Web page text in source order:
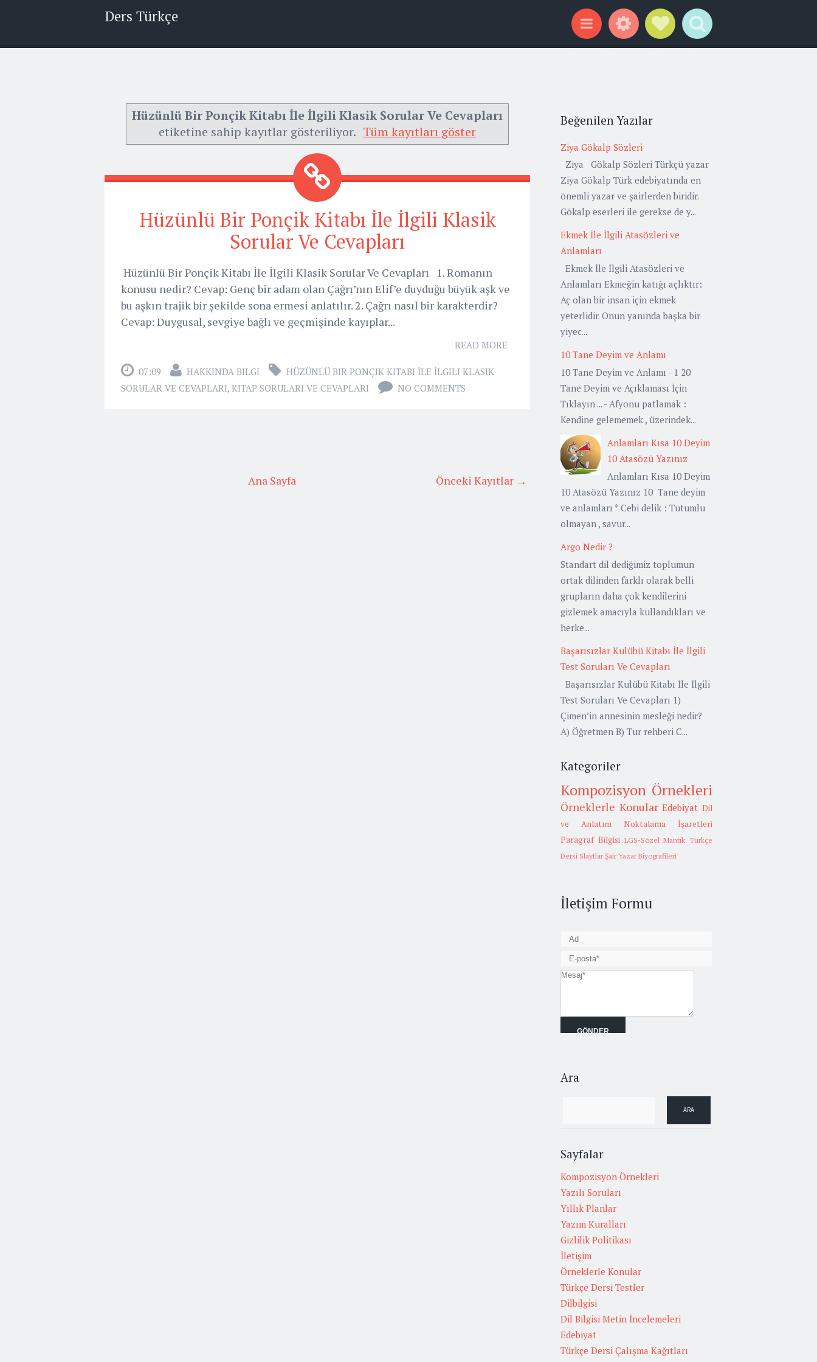
Ders Türkçe
Menu WidgetsSocial Links
Search
Hüzünlü Bir Ponçik Kitabı İle İlgili Klasik Sorular Ve Cevapları
etiketine sahip kayıtlar gösteriliyor. Tüm kayıtları göster
Hüzünlü Bir Ponçik Kitabı İle İlgili Klasik
Sorular Ve Cevapları
Hüzünlü Bir Ponçik Kitabı İle İlgili Klasik Sorular Ve Cevapları 1. Romanın
konusu nedir? Cevap: Genç bir adam olan Çağrı’nın Elif’e duyduğu büyük aşk ve
bu aşkın trajik bir şekilde sona ermesi anlatılır. 2. Çağrı nasıl bir karakterdir?
Cevap: Duygusal, sevgiye bağlı ve geçmişinde kayıplar...
READ MORE
07:09 HAKKINDA BILGI
HÜZÜNLÜ BIR PONÇIK KITABI İLE İLGILI KLASIK
SORULAR VE CEVAPLARI, KITAP SORULARI VE CEVAPLARI NO COMMENTS
Önceki Kayıtlar →
Ana Sayfa
Beğenilen Yazılar
Ziya Gökalp Sözleri
Ziya Gökalp Sözleri Türkçü yazar
Ziya Gökalp Türk edebiyatında en
önemli yazar ve şairlerden biridir.
Gökalp eserleri ile gerekse de y...
Ekmek İle İlgili Atasözleri ve
Anlamları
Ekmek İle İlgili Atasözleri ve
Anlamları Ekmeğin katığı açlıktır:
Aç olan bir insan için ekmek
yeterlidir. Onun yanında başka bir
yiyec...
10 Tane Deyim ve Anlamı
10 Tane Deyim ve Anlamı - 1 20
Tane Deyim ve Açıklaması İçin
Tıklayın ... - Afyonu patlamak :
Kendine gelememek , üzerindek...
Anlamları Kısa 10 Deyim
10 Atasözü Yazınız
Anlamları Kısa 10 Deyim
10 Atasözü Yazınız 10 Tane deyim
ve anlamları * Cebi delik : Tutumlu
olmayan , savur...
Argo Nedir ?
Standart dil dediğimiz toplumun
ortak dilinden farklı olarak belli
grupların daha çok kendilerini
gizlemek amacıyla kullandıkları ve
herke...
Başarısızlar Kulübü Kitabı İle İlgili
Test Soruları Ve Cevapları
Başarısızlar Kulübü Kitabı İle İlgili
Test Soruları Ve Cevapları 1)
Çimen’in annesinin mesleği nedir?
A) Öğretmen B) Tur rehberi C...
Kategoriler
Kompozisyon Örnekleri
Örneklerle Konular Edebiyat Dil
ve Anlatım
Noktalama İşaretleri
Paragraf Bilgisi LGS-Sözel Mantık Türkçe
Dersi Slaytlar Şair Yazar Biyografileri
İletişim Formu
Ara
Sayfalar
Kompozisyon Örnekleri
Yazılı Soruları
Yıllık Planlar
Yazım Kuralları
Gizlilik Politikası
İletişim
Örneklerle Konular
Türkçe Dersi Testler
Dilbilgisi
Dil Bilgisi Metin İncelemeleri
Edebiyat
Türkçe Dersi Çalışma Kağıtları